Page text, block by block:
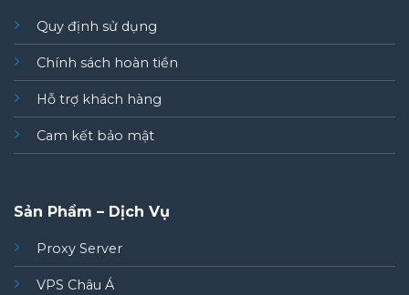
Quy định sử dụng
Chính sách hoàn tiền
Hỗ trợ khách hàng
Cam kết bảo mật
Sản Phẩm – Dịch Vụ
Proxy Server
VPS Châu Á